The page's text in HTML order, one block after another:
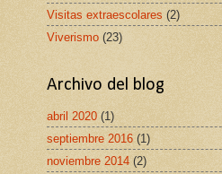
Visitas extraescolares (2)
Viverismo (23)
Archivo del blog
abril 2020 (1)
septiembre 2016 (1)
noviembre 2014 (2)